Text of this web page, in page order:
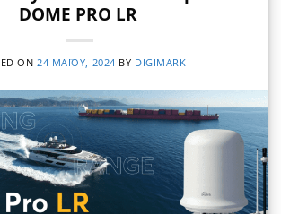
DOME PRO LR
ON24 ΜΑΪ́ΟΥ, 2024 BY DIGIMARK